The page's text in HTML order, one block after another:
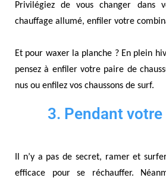
Privilégiez de vous changer dans
chauffage allumé, enfiler votre
Et pour waxer la planche ? En plein
pensez à enfiler votre paire de
nus ou enfilez vos chaussons de surf.
3. Pendant
Il n’y a pas de secret, ramer et
efficace pour se réchauffer.